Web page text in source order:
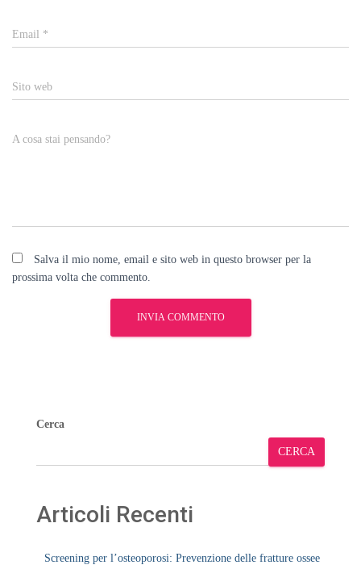
Email *
Sito web
A cosa stai pensando?
Salva il mio nome, email e sito web in questo browser per la
prossima volta che commento.
Cerca
CERCA
Articoli Recenti
Screening per l’osteoporosi: Prevenzione delle fratture ossee